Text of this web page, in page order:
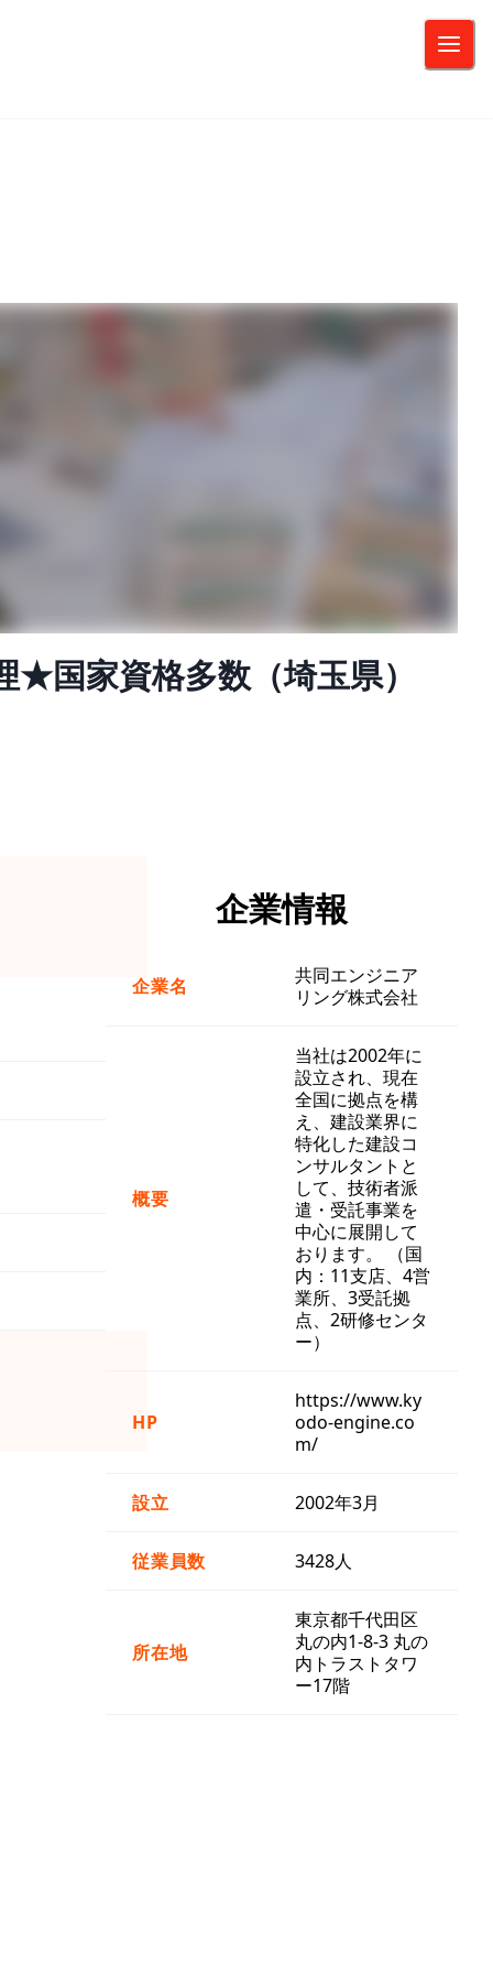
国家資格多数（埼玉県）
企業情報
企業名
共同エンジニア
リング株式会社
概要
当社は2002年に
設立され、現在
全国に拠点を構
え、建設業界に
特化した建設コ
ンサルタントと
して、技術者派
遣・受託事業を
中心に展開して
おります。 （国
内：11支店、4営
業所、3受託拠
点、2研修センタ
ー）
HP
https://www.ky
odo-engine.co
m/
設立 2002年3月
従業員数 3428人
所在地
東京都千代田区
丸の内1-8-3 丸の
内トラストタワ
ー17階